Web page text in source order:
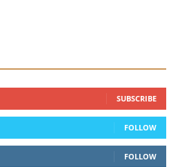
SUBSCRIBE
FOLLOW
FOLLOW